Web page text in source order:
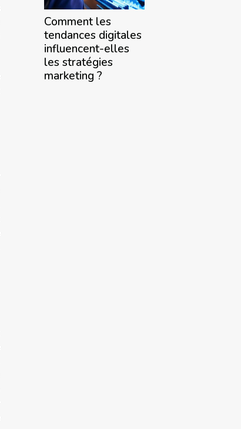
Comment les
tendances digitales
influencent-elles
les stratégies
marketing ?